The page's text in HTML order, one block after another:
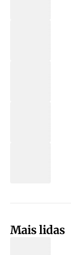
Mais lidas